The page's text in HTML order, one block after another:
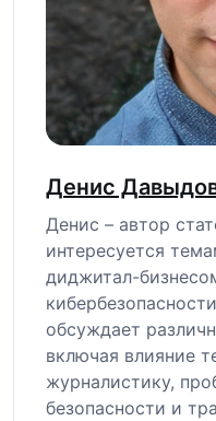
Денис
Денис – автор
интересуется
диджитал-
обсуждает
включая влияние
журналистику,
безопасности и